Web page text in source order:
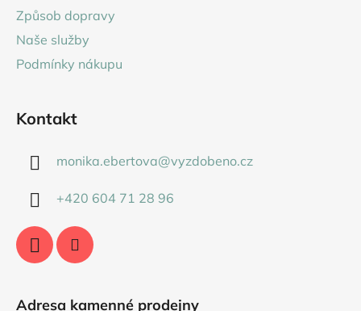
Způsob dopravy
Naše služby
Podmínky nákupu
Kontakt
monika.ebertova@vyzdobeno.cz
+420 604 71 28 96
Adresa kamenné prodejny